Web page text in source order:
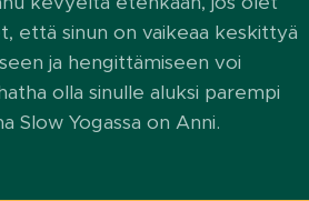
että sinun on vaikeaa keskittyä
ja hengittämiseen voi
olla sinulle aluksi parempi
Slow Yogassa on Anni.